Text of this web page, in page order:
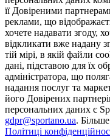
її Довіреними
реклами, що
хочете надавати згоду,
відкликати вже надану
тій мірі, в якій файли
дані, підставою для їх
адміністратора, що
надання послуг та
його Довірених
персональних даних є
gdpr@sportano.ua.
Політиці